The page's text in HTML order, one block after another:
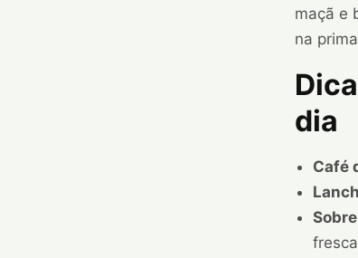
maçã e
na
dia
Café